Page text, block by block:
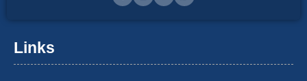
Links